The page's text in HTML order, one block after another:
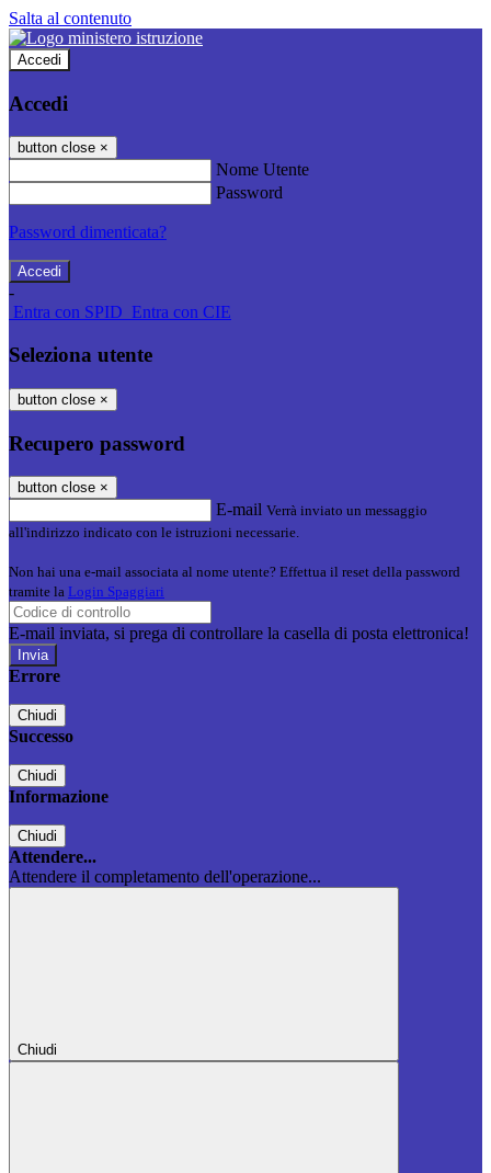
Salta al contenuto
Accedi
Accedi
button close ×
Nome Utente
Password
Password dimenticata?
-
Entra con SPID Entra con CIE
Seleziona utente
button close ×
Recupero password
button close ×
E-mail Verrà inviato un messaggio
all'indirizzo indicato con le istruzioni necessarie.
Non hai una e-mail associata al nome utente? Effettua il reset della password
tramite la Login Spaggiari
E-mail inviata, si prega di controllare la casella di posta elettronica!
Errore
Chiudi
Successo
Chiudi
Informazione
Chiudi
Attendere...
Attendere il completamento dell'operazione...
Chiudi